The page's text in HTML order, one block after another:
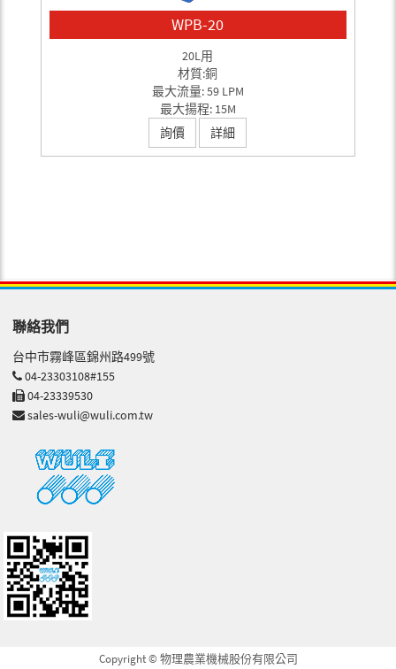
WPB-20
20L用
材質:銅
最大流量: 59 LPM
最大揚程: 15M
詢價
詳細
聯絡我們
台中市霧峰區錦州路499號
04-23303108#155
04-23339530
sales-wuli@wuli.com.tw
Copyright © 物理農業機械股份有限公司